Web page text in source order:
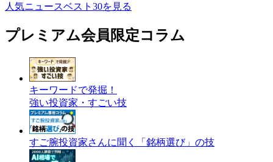
人気ニュースベスト30を見る
プレミアム会員限定コラム
キーワードで発掘！
強い投資家・すごい技
すご腕投資家さんに聞く「銘柄選び」の技